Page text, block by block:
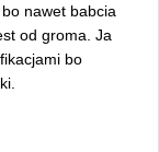
nawet babcia
od groma. Ja
bo